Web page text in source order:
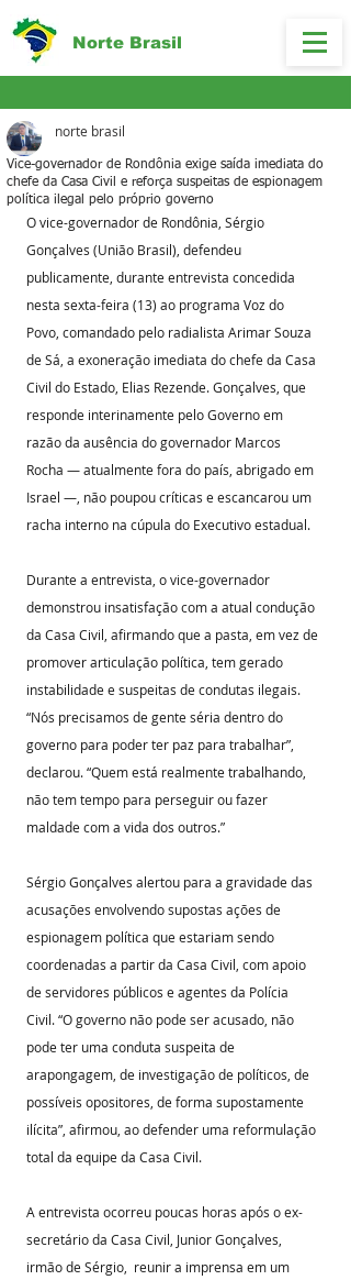
Norte Brasil
Vice-governador de Rondônia exige saída imediata do
chefe da Casa Civil e reforça suspeitas de espionagem
política ilegal pelo próprio governo
norte brasil
O vice-governador de Rondônia, Sérgio
Gonçalves (União Brasil), defendeu
publicamente, durante entrevista concedida
nesta sexta-feira (13) ao programa Voz do
Povo, comandado pelo radialista Arimar Souza
de Sá, a exoneração imediata do chefe da Casa
Civil do Estado, Elias Rezende. Gonçalves, que
responde interinamente pelo Governo em
razão da ausência do governador Marcos
Rocha — atualmente fora do país, abrigado em
Israel —, não poupou críticas e escancarou um
racha interno na cúpula do Executivo estadual.
Durante a entrevista, o vice-governador
demonstrou insatisfação com a atual condução
da Casa Civil, afirmando que a pasta, em vez de
promover articulação política, tem gerado
instabilidade e suspeitas de condutas ilegais.
“Nós precisamos de gente séria dentro do
governo para poder ter paz para trabalhar”,
declarou. “Quem está realmente trabalhando,
não tem tempo para perseguir ou fazer
maldade com a vida dos outros.”
Sérgio Gonçalves alertou para a gravidade das
acusações envolvendo supostas ações de
espionagem política que estariam sendo
coordenadas a partir da Casa Civil, com apoio
de servidores públicos e agentes da Polícia
Civil. “O governo não pode ser acusado, não
pode ter uma conduta suspeita de
arapongagem, de investigação de políticos, de
possíveis opositores, de forma supostamente
ilícita”, afirmou, ao defender uma reformulação
total da equipe da Casa Civil.
A entrevista ocorreu poucas horas após o ex-
secretário da Casa Civil, Junior Gonçalves,
irmão de Sérgio,  reunir a imprensa em um